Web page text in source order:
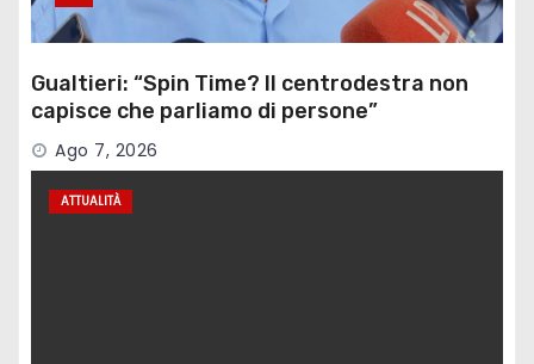
Gualtieri: “Spin Time? Il centrodestra non
capisce che parliamo di persone”
Ago 7, 2026
ATTUALITÀ